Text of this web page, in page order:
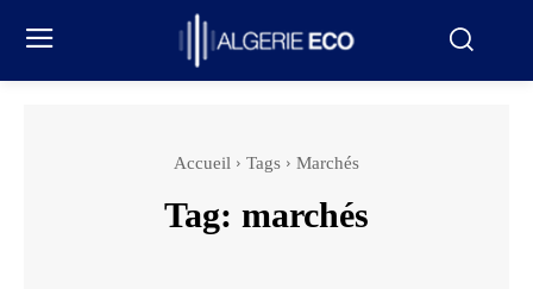
Accueil Tags Marchés
Tag: marchés